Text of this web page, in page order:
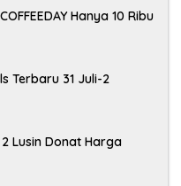
Hanya 10 Ribu
Terbaru 31 Juli-2
Lusin Donat Harga